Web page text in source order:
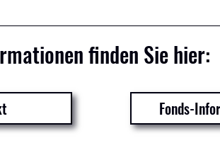
finden Sie hier:
Fonds-